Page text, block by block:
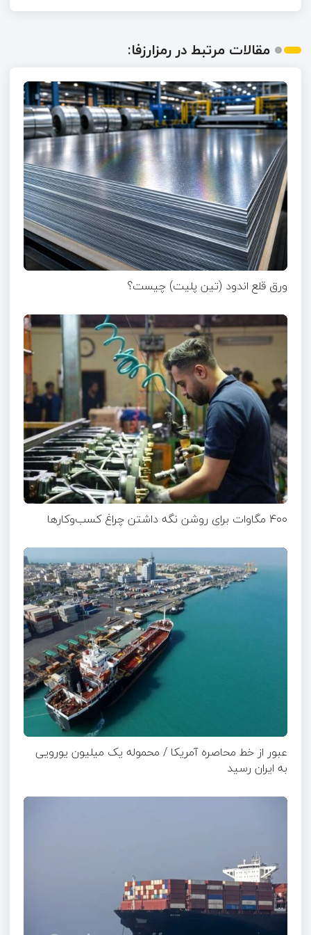
مقالات مرتبط در رمزارزفا:
ورق قلع اندود (تین پلیت) چیست؟
۴۰۰ مگاوات برای روشن نگه داشتن چراغ کسب‌وکار‌ها
عبور از خط محاصره آمریکا / محموله یک میلیون یورویی
به ایران رسید